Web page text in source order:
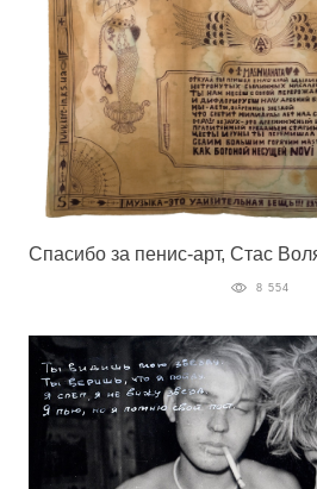
Спасибо за пенис-арт, Стас
8 554